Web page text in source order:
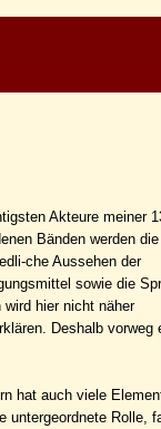
Akteure meiner
Bänden werden die
che Aussehen der
sowie die
hier nicht näher
Deshalb vorweg
hat auch viele
untergeordnete Rolle,